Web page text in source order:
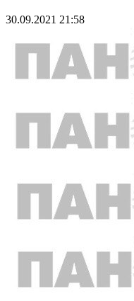
30.09.2021 21:58